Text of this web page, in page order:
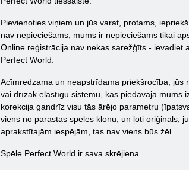
Pievienoties viņiem un jūs varat, protams,
nav nepieciešams, mums ir nepieciešams tikai
Online reģistrācija nav nekas sarežģīts - ievadiet
Perfect World.
Acīmredzama un neapstrīdama priekšrocība, jūs
vai drīzāk elastīgu sistēmu, kas piedāvāja mums
korekcija gandrīz visu tās ārējo parametru
viens no parastās spēles klonu, un ļoti oriģināls,
aprakstītajām iespējām, tas nav viens būs žēl.
Spēle Perfect World ir sava skrējiena